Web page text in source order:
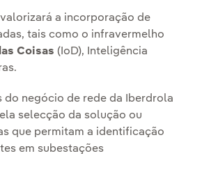
a incorporação de
tais como o infravermelho
Coisas (IoD), Inteligência
do negócio de rede da Iberdrola
selecção da solução ou
que permitam a identificação
em subestações